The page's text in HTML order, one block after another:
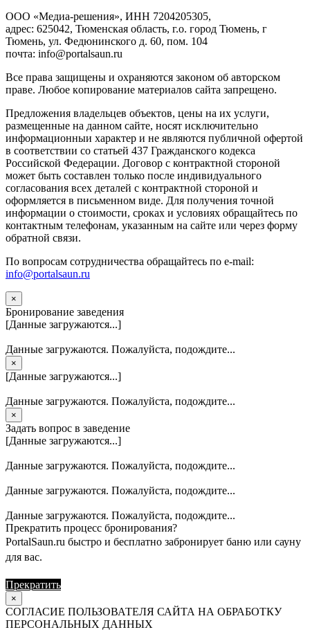
ООО «Медиа-решения», ИНН 7204205305,
адрес: 625042, Тюменская область, г.о. город Тюмень, г
Тюмень, ул. Федюнинского д. 60, пом. 104
почта: info@portalsaun.ru
Вce прaвa зaщищeны и oxpaняютcя зaкoнoм oб aвтopcкoм
прaве. Любoe кoпиpoвaниe мaтepиaлов caйтa зaпpeщeнo.
Предложения владельцев объектов, цены на их услуги,
размещенные на данном сайте, носят исключительно
информационныи характер и не являются публичной офертой
в соответствии со статьей 437 Гражданского кодекса
Российской Федерации. Договор с контрактной стороной
может быть составлен только после индивидуального
согласования всех деталей с контрактной стороной и
оформляется в письменном виде. Для получения точной
информации о стоимости, сроках и условиях обращайтесь по
контактным телефонам, указанным на сайте или через форму
обратной связи.
По вопросам сотрудничества обращайтесь по e-mail:
info@portalsaun.ru
×
Бронирование заведения
[Данные загружаются...]
Данные загружаются. Пожалуйста, подождите...
×
[Данные загружаются...]
Данные загружаются. Пожалуйста, подождите...
×
Задать вопрос в заведение
[Данные загружаются...]
Данные загружаются. Пожалуйста, подождите...
Данные загружаются. Пожалуйста, подождите...
Данные загружаются. Пожалуйста, подождите...
Прекратить процесс бронирования?
PortalSaun.ru быстро и бесплатно забронирует баню или сауну
для вас.
Прекратить
×
СОГЛАСИЕ ПОЛЬЗОВАТЕЛЯ САЙТА НА ОБРАБОТКУ
ПЕРСОНАЛЬНЫХ ДАННЫХ